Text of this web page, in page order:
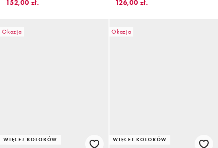
152,00 zł. 126,00 zł.
Okazja
WIĘCEJ KOLORÓW
Okazja
WIĘCEJ KOLORÓW